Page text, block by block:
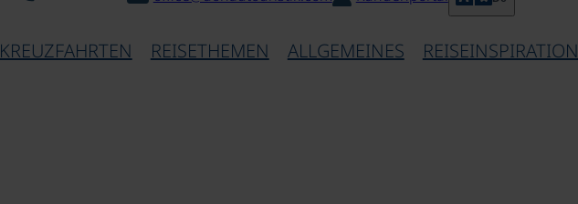
KREUZFAHRTEN REISETHEMEN ALLGEMEINES REISEINSPIRATION